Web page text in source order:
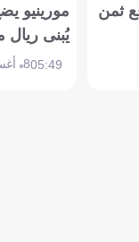
ثمن
مورينيو
يُبنى ريال
05:498 أغسطس 2026